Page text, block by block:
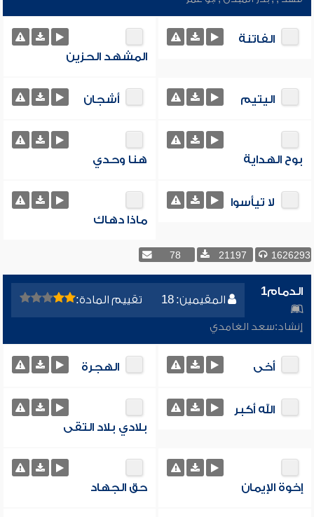
الفاتنة
المشهد الحزين
اليتيم أشجان
بوح الهداية هنا وحدي
لا تيأسوا
ماذا دهاك
1626293
21197
78
المقيمين: 18 تقييم المادة:
الدمام1
إنشاد:سعد الغامدي
أخى الهجرة
الله أكبر
بلادي بلاد التقى
إخوة الإيمان حق الجهاد